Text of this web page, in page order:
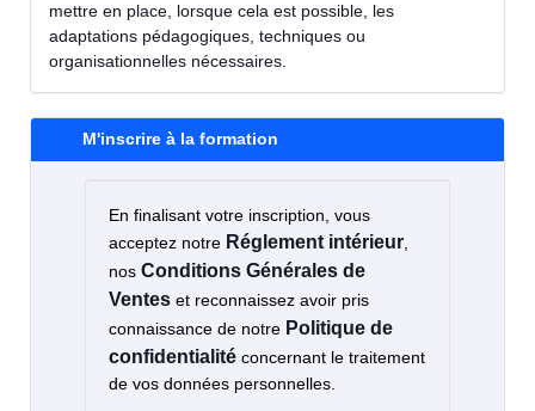
mettre en place, lorsque cela est possible, les
adaptations pédagogiques, techniques ou
organisationnelles nécessaires.
M'inscrire à la formation
En finalisant votre inscription, vous
acceptez notre Réglement intérieur,
nos Conditions Générales de
Ventes et reconnaissez avoir pris
connaissance de notre Politique de
confidentialité concernant le traitement
de vos données personnelles.